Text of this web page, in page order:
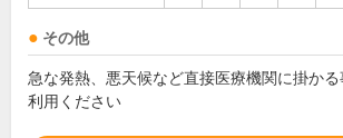
その他
急な発熱、悪天候など直接医療機関に掛か
利用ください